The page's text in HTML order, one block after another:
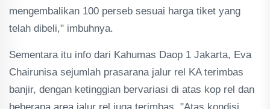
mengembalikan 100 perseb sesuai harga tiket yang
telah dibeli," imbuhnya.
Sementara itu info dari Kahumas Daop 1 Jakarta, Eva
Chairunisa sejumlah prasarana jalur rel KA terimbas
banjir, dengan ketinggian bervariasi di atas kop rel dan